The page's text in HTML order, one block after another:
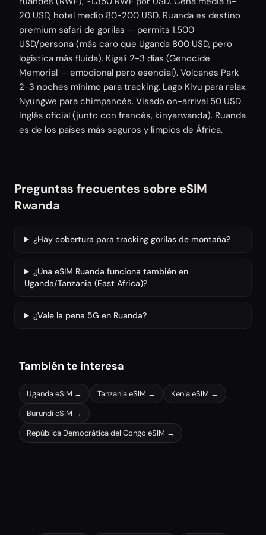
20 USD, hotel medio 80-200 USD. Ruanda es destino
premium safari de gorilas — permits 1.500
USD/persona (más caro que Uganda 800 USD, pero
logística más fluida). Kigali 2-3 días (Genocide
Memorial — emocional pero esencial). Volcanes Park
2-3 noches mínimo para tracking. Lago Kivu para relax.
Nyungwe para chimpancés. Visado on-arrival 50 USD.
Inglés oficial (junto con francés, kinyarwanda). Ruanda
es de los países más seguros y limpios de África.
Preguntas frecuentes sobre eSIM
Rwanda
¿Hay cobertura para tracking gorilas de montaña?
¿Una eSIM Ruanda funciona también en
Uganda/Tanzania (East Africa)?
¿Vale la pena 5G en Ruanda?
También te interesa
UgandaeSIM → TanzaniaeSIM → KeniaeSIM →
BurundieSIM →
República Democrática del Congo eSIM →